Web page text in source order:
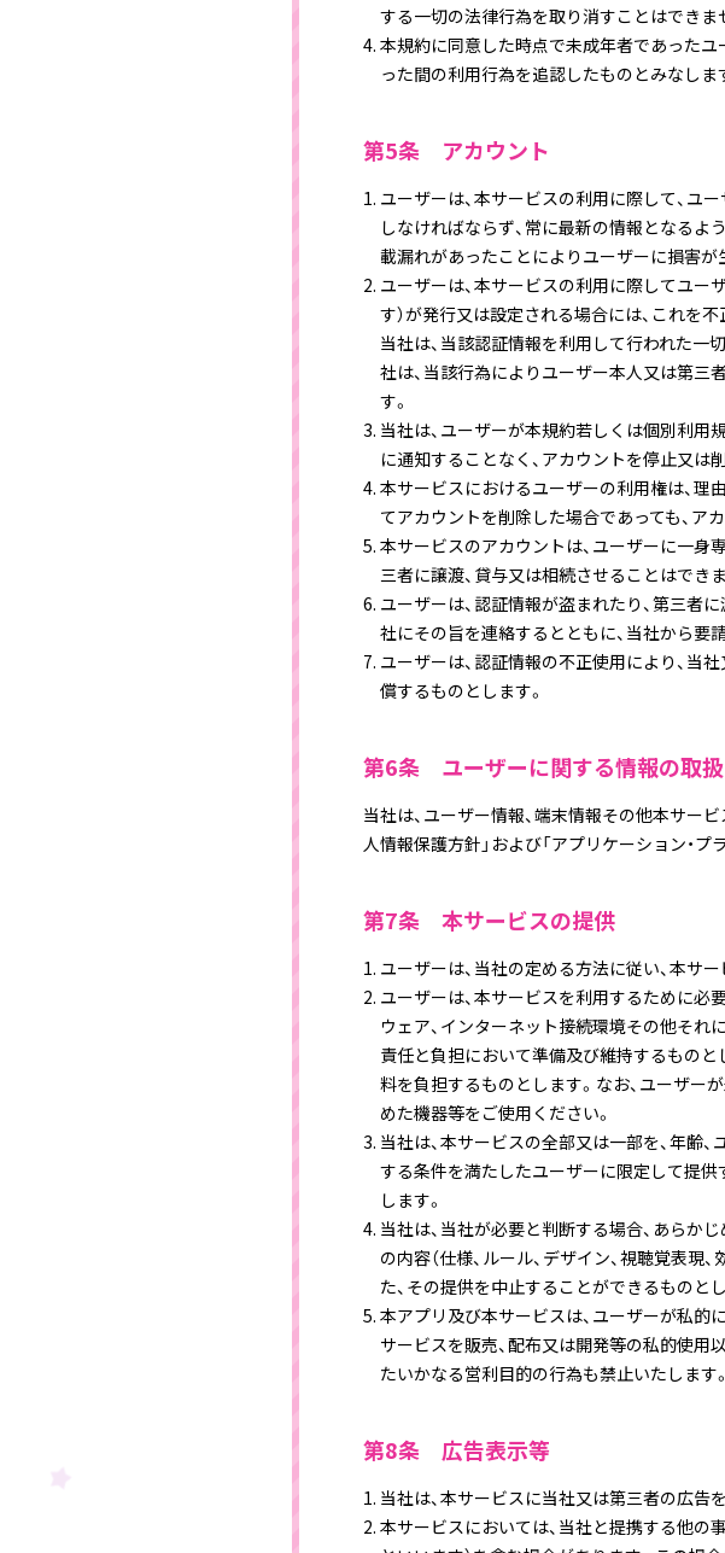
する一切の法律行為を取り消すことはできま
本規約に同意した時点で未成年者であったユ
った間の利用行為を追認したものとみなしま
第5条 アカウント
ユーザーは、本サービスの利用に際して、ユ
しなければならず、常に最新の情報となる
載漏れがあったことによりユーザーに損害が
ユーザーは、本サービスの利用に際してユー
す）が発行又は設定される場合には、これを
当社は、当該認証情報を利用して行われた一
社は、当該行為によりユーザー本人又は第三
す。
当社は、ユーザーが本規約若しくは個別利用
に通知することなく、アカウントを停止又は
本サービスにおけるユーザーの利用権は、理
てアカウントを削除した場合であっても、ア
本サービスのアカウントは、ユーザーに一身
三者に譲渡、貸与又は相続させることはできま
ユーザーは、認証情報が盗まれたり、第三者
社にその旨を連絡するとともに、当社から要
ユーザーは、認証情報の不正使用により、当
償するものとします。
第6条 ユーザーに関する情報の取
当社は、ユーザー情報、端末情報その他本サー
人情報保護方針」および「アプリケーション・
第7条 本サービスの提供
ユーザーは、当社の定める方法に従い、本サ
ユーザーは、本サービスを利用するために必
ウェア、インターネット接続環境その他それ
責任と負担において準備及び維持するものと
料を負担するものとします。なお、ユーザー
めた機器等をご使用ください。
当社は、本サービスの全部又は一部を、年齢
する条件を満たしたユーザーに限定して提
します。
当社は、当社が必要と判断する場合、あらか
の内容（仕様、ルール、デザイン、視聴覚表現
た、その提供を中止することができるものとし
本アプリ及び本サービスは、ユーザーが私的
サービスを販売、配布又は開発等の私的使
たいかなる営利目的の行為も禁止いたします。
第8条 広告表示等
当社は、本サービスに当社又は第三者の広告
本サービスにおいては、当社と提携する他の